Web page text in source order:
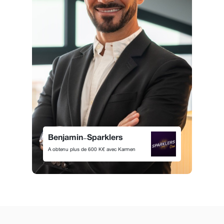
Benjamin-Sparklers
A obtenu plus de 600 K€ avec Karmen
Financement utilisé :
Karmen Loan
Montant :
1 M€ de chiffre d'affaires généré en
plus grâce au financement
Voir le testimonial